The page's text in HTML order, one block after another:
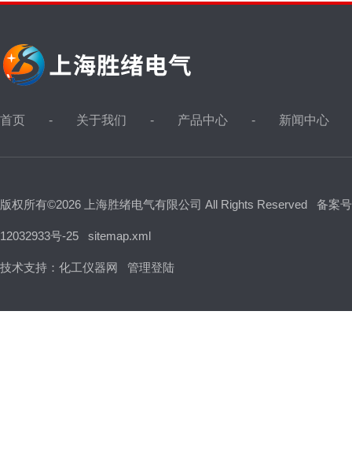
首页 关于我们 产品中心 新闻中心
版权所有©2026 上海胜绪电气有限公司 All Rights Reserved 备案
12032933号-25 sitemap.xml
技术支持： 化工仪器网 管理登陆